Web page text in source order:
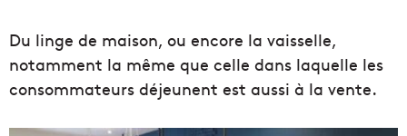
Du linge de maison, ou encore la vaisselle,
notamment la même que celle dans laquelle les
consommateurs déjeunent est aussi à la vente.